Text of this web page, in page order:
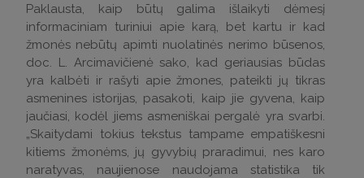
Paklausta, kaip būtų galima išlaikyti dėmesį
informaciniam turiniui apie karą, bet kartu ir kad
žmonės nebūtų apimti nuolatinės nerimo būsenos,
doc. L. Arcimavičienė sako, kad geriausias būdas
yra kalbėti ir rašyti apie žmones, pateikti jų tikras
asmenines istorijas, pasakoti, kaip jie gyvena, kaip
jaučiasi, kodėl jiems asmeniškai pergalė yra svarbi.
„Skaitydami tokius tekstus tampame empatiškesni
kitiems žmonėms, jų gyvybių praradimui, nes karo
naratyvas, naujienose naudojama statistika tik